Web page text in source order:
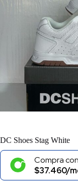
DC Shoes Stag White
Compra
$37.460/